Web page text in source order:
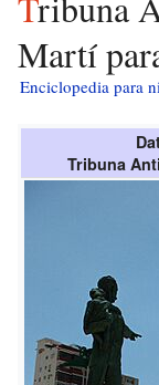
Martí
Enciclopedia para
Tribuna